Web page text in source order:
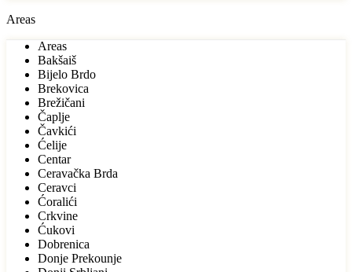
Areas
Areas
Bakšaiš
Bijelo Brdo
Brekovica
Brežičani
Čaplje
Čavkići
Ćelije
Centar
Ceravačka Brda
Ceravci
Ćoralići
Crkvine
Ćukovi
Dobrenica
Donje Prekounje